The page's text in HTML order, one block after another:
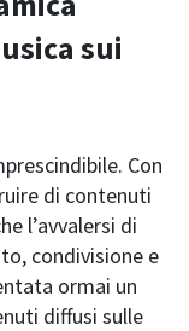
sui
Con
di contenuti
l’avvalersi di
condivisione e
ormai un
diffusi sulle